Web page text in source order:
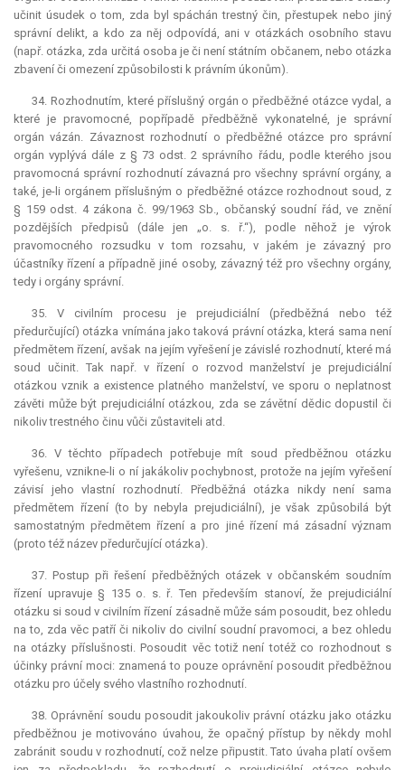
učinit úsudek o tom, zda byl spáchán trestný čin, přestupek nebo jiný
správní delikt, a kdo za něj odpovídá, ani v otázkách osobního stavu
(např. otázka, zda určitá osoba je či není státním občanem, nebo otázka
zbavení či omezení způsobilosti k právním úkonům).
34. Rozhodnutím, které příslušný orgán o předběžné otázce vydal, a
které je pravomocné, popřípadě předběžně vykonatelné, je správní
orgán vázán. Závaznost rozhodnutí o předběžné otázce pro správní
orgán vyplývá dále z § 73 odst. 2 správního řádu, podle kterého jsou
pravomocná správní rozhodnutí závazná pro všechny správní orgány, a
také, je-li orgánem příslušným o předběžné otázce rozhodnout soud, z
§ 159 odst. 4 zákona č. 99/1963 Sb., občanský soudní řád, ve znění
pozdějších předpisů (dále jen „o. s. ř.“), podle něhož je výrok
pravomocného rozsudku v tom rozsahu, v jakém je závazný pro
účastníky řízení a případně jiné osoby, závazný též pro všechny orgány,
tedy i orgány správní.
35. V civilním procesu je prejudiciální(předběžná nebo též
předurčující) otázka vnímána jako taková právní otázka, která sama není
předmětem řízení, avšak na jejím vyřešení je závislé rozhodnutí, které má
soud učinit. Tak např. v řízení o rozvod manželství je prejudiciální
otázkou vznik a existence platného manželství, ve sporu o neplatnost
závěti může být prejudiciálníotázkou, zda se závětní dědic dopustil či
nikoliv trestného činu vůči zůstaviteli atd.
36. V těchto případech potřebuje mít soud předběžnou otázku
vyřešenu, vznikne-li o ní jakákoliv pochybnost, protože na jejím vyřešení
závisí jeho vlastní rozhodnutí. Předběžná otázka nikdy není sama
předmětem řízení (to by nebyla prejudiciální), je však způsobilá být
samostatným předmětem řízení a pro jiné řízení má zásadní význam
(proto též název předurčující otázka).
37. Postup při řešení předběžných otázek v občanském soudním
řízení upravuje § 135 o. s. ř. Ten především stanoví, že prejudiciální
otázku si soud v civilním řízení zásadně může sám posoudit, bez ohledu
na to, zda věc patří či nikoliv do civilní soudní pravomoci, a bez ohledu
na otázky příslušnosti. Posoudit věc totiž není totéž co rozhodnout s
účinky právní moci: znamená to pouze oprávnění posoudit předběžnou
otázku pro účely svého vlastního rozhodnutí.
38. Oprávnění soudu posoudit jakoukoliv právní otázku jako otázku
předběžnou je motivováno úvahou, že opačný přístup by někdy mohl
zabránit soudu v rozhodnutí, což nelze připustit. Tato úvaha platí ovšem